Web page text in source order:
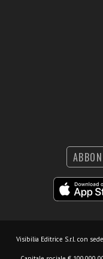
Visibilia Editrice S.r.l. con